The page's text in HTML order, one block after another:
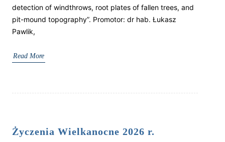
detection of windthrows, root plates of fallen trees, and
pit-mound topography”. Promotor: dr hab. Łukasz
Pawlik,
Read More
Życzenia Wielkanocne 2026 r.